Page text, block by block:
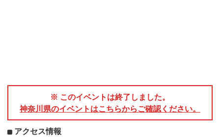
※ このイベントは終了しました。
神奈川県のイベントはこちらからご確認ください。
アクセス情報